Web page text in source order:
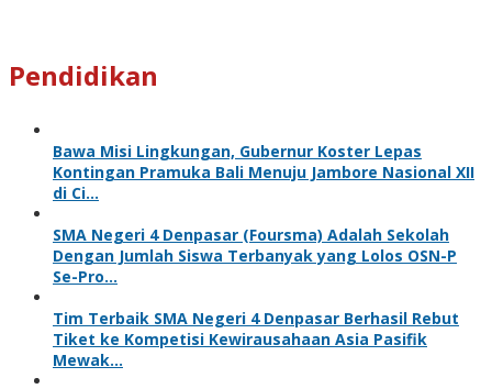
Pendidikan
Bawa Misi Lingkungan, Gubernur Koster Lepas
Kontingan Pramuka Bali Menuju Jambore Nasional XII
di Ci…
SMA Negeri 4 Denpasar (Foursma) Adalah Sekolah
Dengan Jumlah Siswa Terbanyak yang Lolos OSN-P
Se-Pro…
Tim Terbaik SMA Negeri 4 Denpasar Berhasil Rebut
Tiket ke Kompetisi Kewirausahaan Asia Pasifik
Mewak…